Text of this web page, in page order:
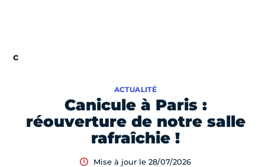
Canicule à Paris :
réouverture de notre salle
rafraîchie !
ACTUALITÉ
Mise à jour le 28/07/2026